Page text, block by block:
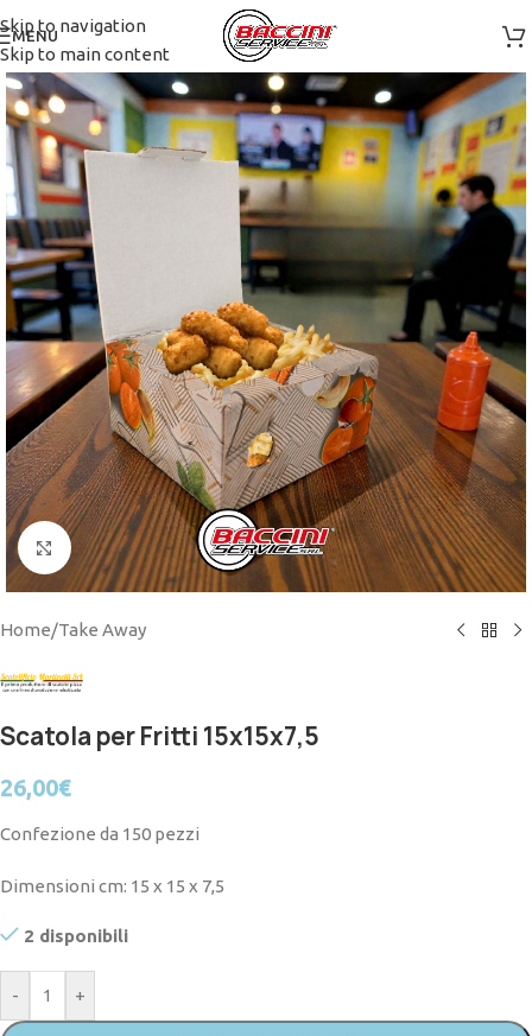
Skip to navigation
Skip to main content
MENU
Click to enlarge
Home/Take Away
Scatola per Fritti 15x15x7,5
26,00€
Confezione da 150 pezzi
Dimensioni cm: 15 x 15 x 7,5
2 disponibili
- +